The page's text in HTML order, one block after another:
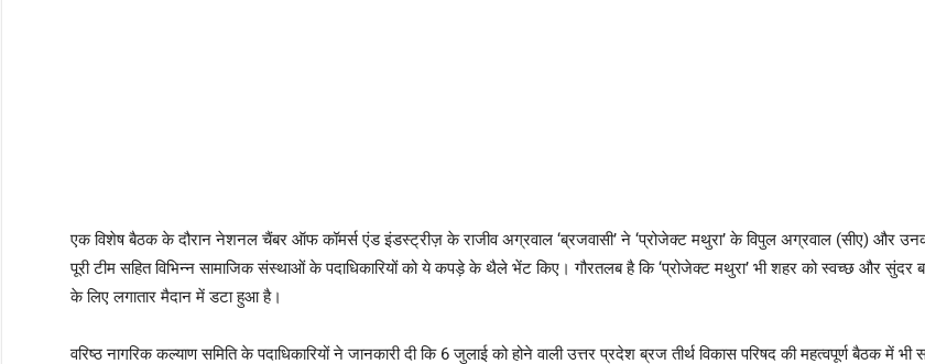
एक विशेष बैठक के दौरान नेशनल चैंबर ऑफ कॉमर्स एंड इंडस्ट्रीज़ के राजीव अग्रवाल ‘ब्रजवासी’ ने ‘प्रोजेक्ट मथुरा’ के विपुल अग्रवाल (सीए) और
पूरी टीम सहित विभिन्न सामाजिक संस्थाओं के पदाधिकारियों को ये कपड़े के थैले भेंट किए। गौरतलब है कि ‘प्रोजेक्ट मथुरा’ भी शहर को स्वच्छ और सुंदर
के लिए लगातार मैदान में डटा हुआ है।
वरिष्ठ नागरिक कल्याण समिति के पदाधिकारियों ने जानकारी दी कि 6 जुलाई को होने वाली उत्तर प्रदेश ब्रज तीर्थ विकास परिषद की महत्वपूर्ण बैठक में भी